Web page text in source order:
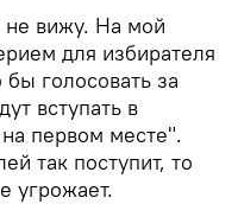
не вижу. На мой
для избирателя
голосовать за
вступать в
первом месте".
так поступит, то
угрожает.